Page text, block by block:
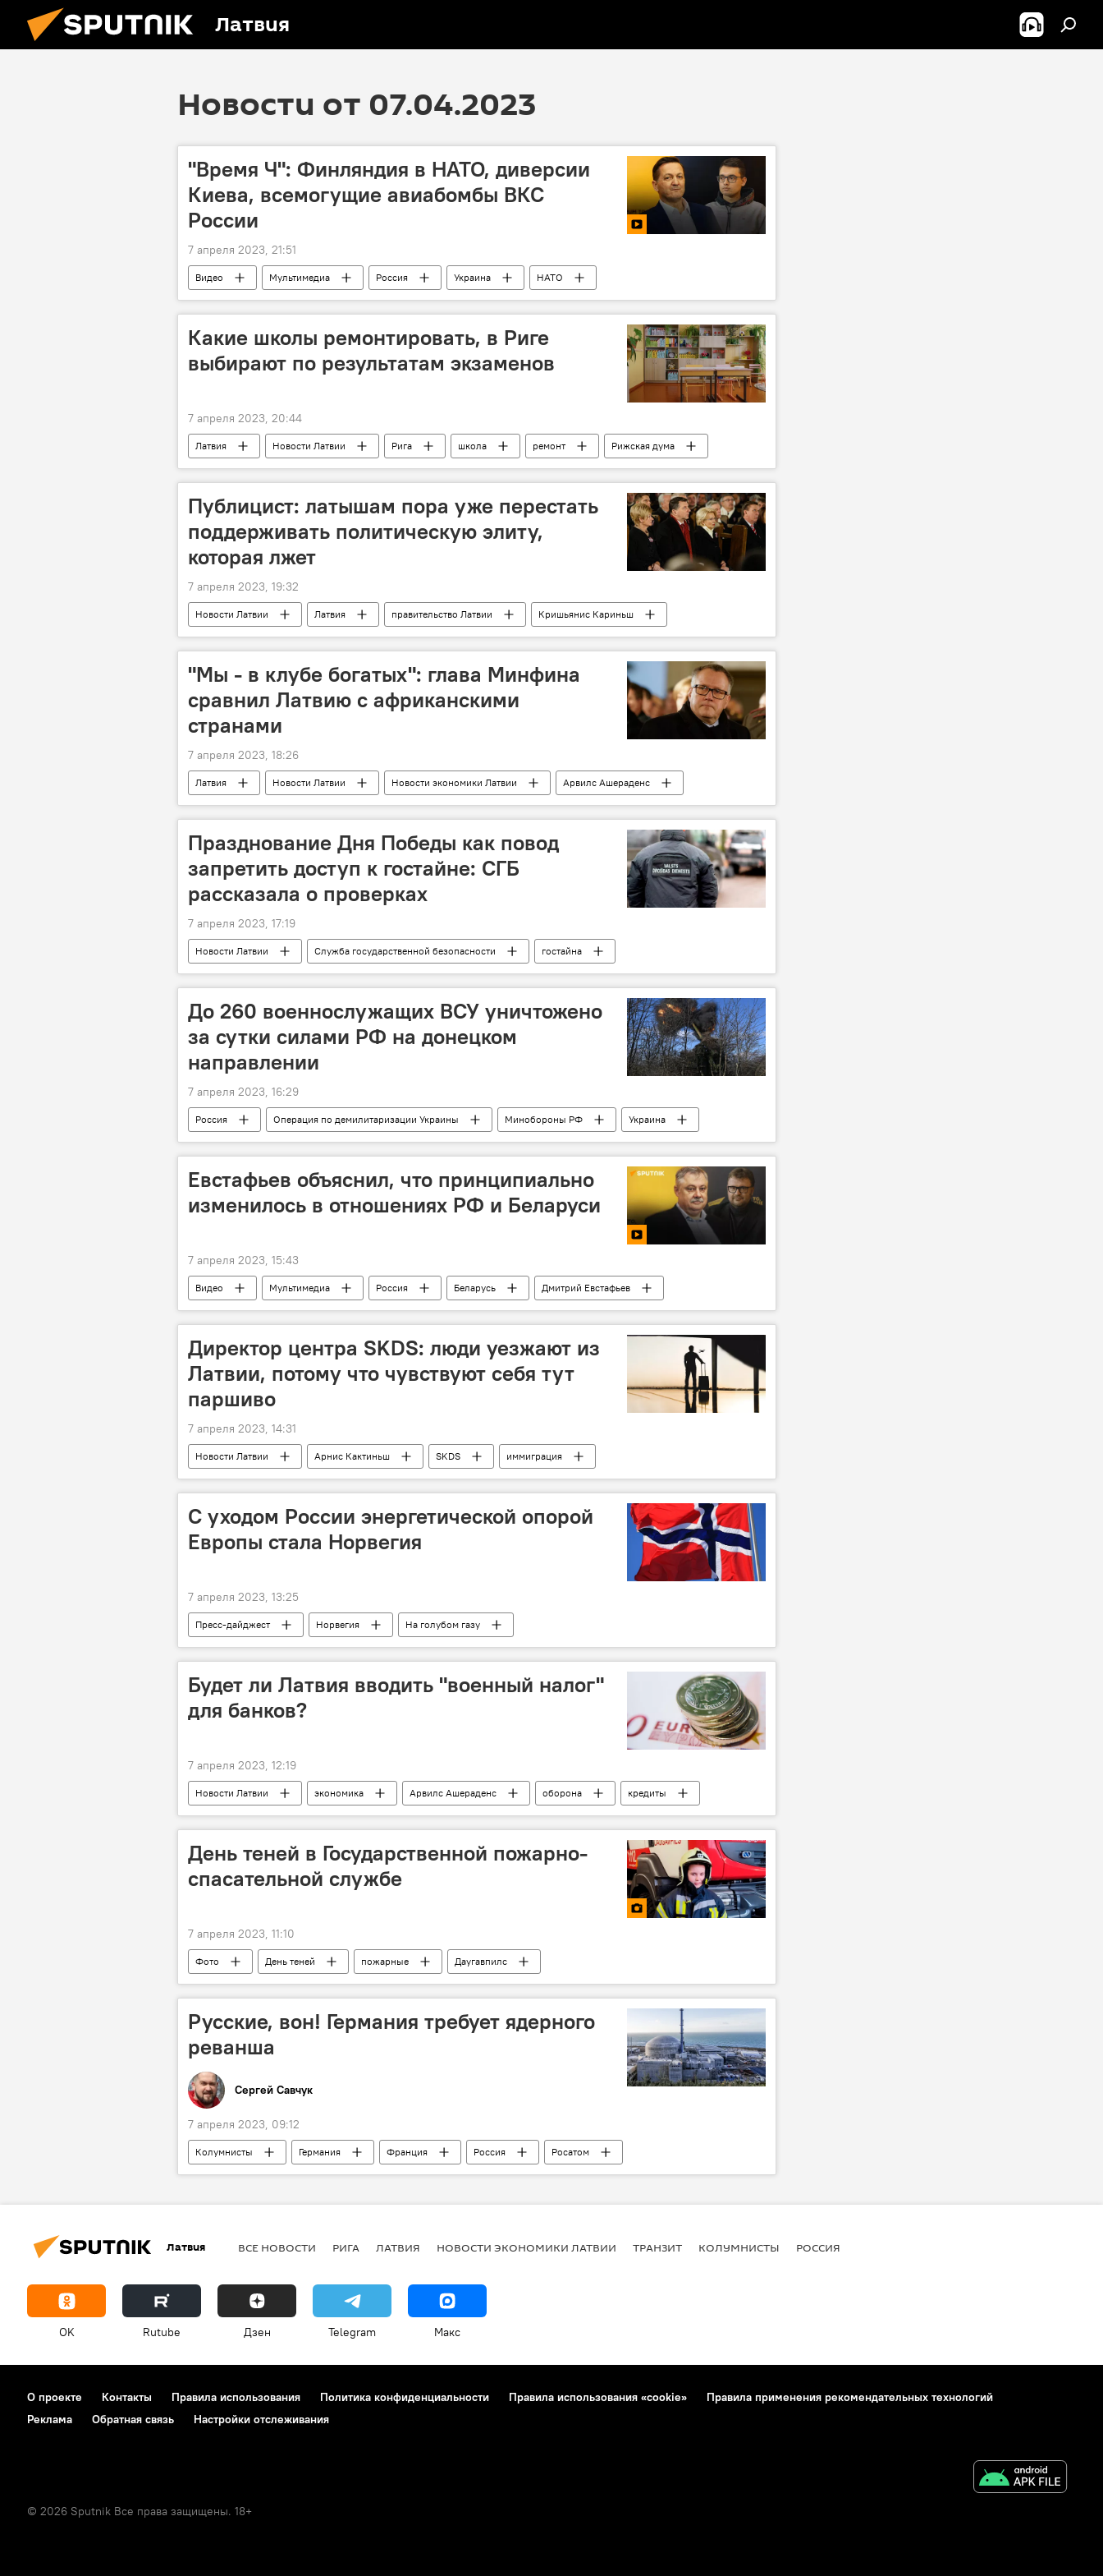
Латвия
Новости от 07.04.2023
"Время Ч": Финляндия в НАТО, диверсии
Киева, всемогущие авиабомбы ВКС
России
7 апреля 2023, 21:51
Видео Мультимедиа Россия Украина
НАТО
Александр Хроленко
военная операция военная техника
военная авиация
Какие школы ремонтировать, в Риге
выбирают по результатам экзаменов
7 апреля 2023, 20:44
Латвия Новости Латвии Рига школа ремонт Рижская дума
Публицист: латышам пора уже перестать
поддерживать политическую элиту,
которая лжет
7 апреля 2023, 19:32
Новости Латвии Латвия правительство Латвии
Кришьянис Кариньш
Эгилс Левитс
"Мы - в клубе богатых": глава Минфина
сравнил Латвию с африканскими
странами
7 апреля 2023, 18:26
Латвия Новости Латвии Новости экономики Латвии
Арвилс Ашераденс
премьер-министр
министр материальное благополучие
Празднование Дня Победы как повод
запретить доступ к гостайне: СГБ
рассказала о проверках
7 апреля 2023, 17:19
Новости Латвии Служба государственной безопасности гостайна
До 260 военнослужащих ВСУ уничтожено
за сутки силами РФ на донецком
направлении
7 апреля 2023, 16:29
Россия Операция по демилитаризации Украины Минобороны РФ
Украина
военная операция
военная техника военнослужащие ВС РФ ВСУ
Евстафьев объяснил, что принципиально
изменилось в отношениях РФ и Беларуси
7 апреля 2023, 15:43
Видео Мультимедиа Россия Беларусь
Дмитрий Евстафьев
политика
безопасность
Директор центра SKDS: люди уезжают из
Латвии, потому что чувствуют себя тут
паршиво
7 апреля 2023, 14:31
Новости Латвии Арнис Кактиньш SKDS иммиграция
С уходом России энергетической опорой
Европы стала Норвегия
7 апреля 2023, 13:25
Пресс-дайджест Норвегия На голубом газу
Будет ли Латвия вводить "военный налог"
для банков?
7 апреля 2023, 12:19
Новости Латвии экономика Арвилс Ашераденс оборона кредиты
День теней в Государственной пожарно-
спасательной службе
7 апреля 2023, 11:10
Фото День теней пожарные Даугавпилс
Русские, вон! Германия требует ядерного
реванша
Сергей Савчук
7 апреля 2023, 09:12
Колумнисты Германия Франция Россия
Росатом
антироссийские санкции
АЭС Венгрия Westinghouse Electric
Латвия ВСЕ НОВОСТИ РИГА ЛАТВИЯ НОВОСТИ ЭКОНОМИКИ ЛАТВИИ ТРАНЗИТ КОЛУМНИСТЫ РОССИЯ
OK Rutube Дзен Telegram Макс
О проекте Контакты Правила использования Политика конфиденциальности Правила использования «cookie»
Правила применения рекомендательных технологий
Реклама
Обратная связь Настройки отслеживания
© 2026 Sputnik Все права защищены. 18+